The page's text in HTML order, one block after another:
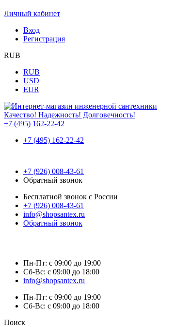
Личный кабинет
Вход
Регистрация
RUB
RUB
USD
EUR
Качество! Надежность! Долговечность!
+7 (495) 162-22-42
+7 (495) 162-22-42
+7 (926) 008-43-61
Обратный звонок
Бесплатной звонок с России
+7 (926) 008-43-61
info@shopsantex.ru
Обратный звонок
Пн-Пт: с 09:00 до 19:00
Сб-Вс: с 09:00 до 18:00
info@shopsantex.ru
Пн-Пт: с 09:00 до 19:00
Сб-Вс: с 09:00 до 18:00
Поиск